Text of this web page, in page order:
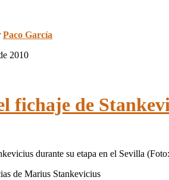
Paco García
2010
fichaje de
durante su etapa en el Sevilla
de Marius Stankevicius